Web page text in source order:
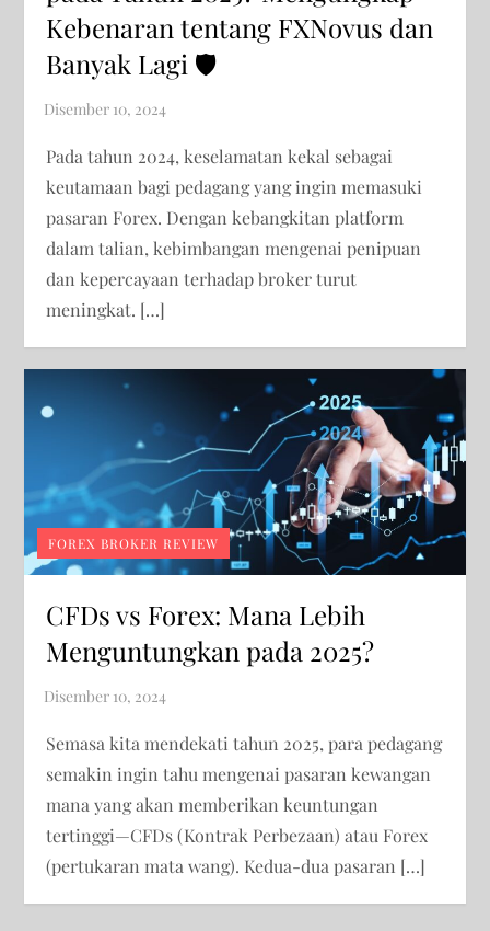
Kebenaran tentang FXNovus dan
Banyak Lagi 🛡️
Pada tahun 2024, keselamatan kekal sebagai
keutamaan bagi pedagang yang ingin memasuki
pasaran Forex. Dengan kebangkitan platform
dalam talian, kebimbangan mengenai penipuan
dan kepercayaan terhadap broker turut
meningkat. […]
FOREX BROKER REVIEW
CFDs vs Forex: Mana Lebih
Menguntungkan pada 2025?
Semasa kita mendekati tahun 2025, para pedagang
semakin ingin tahu mengenai pasaran kewangan
mana yang akan memberikan keuntungan
tertinggi—CFDs (Kontrak Perbezaan) atau Forex
(pertukaran mata wang). Kedua-dua pasaran […]